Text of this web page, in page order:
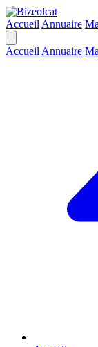
Accueil Annuaire
Accueil Annuaire